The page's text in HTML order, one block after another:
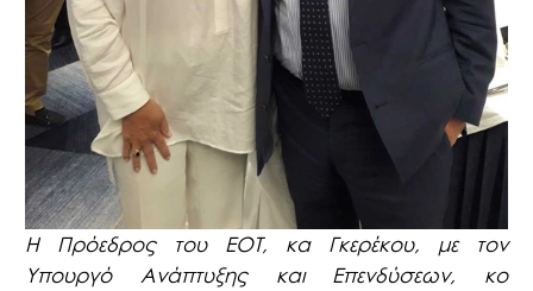
Η Πρόεδρος του ΕΟΤ, κα Γκερέκου, με τον
Υπουργό Ανάπτυξης και Επενδύσεων, κο